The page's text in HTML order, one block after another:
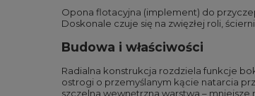
Opona flotacyjna (implement) do
Doskonale czuje się na zwięzłej roli,
Budowa i właściwości
Radialna konstrukcja rozdziela funkcje
ostrogi o przemyślanym kącie natarcia
szczelna wewnętrzna warstwa – mniejsze